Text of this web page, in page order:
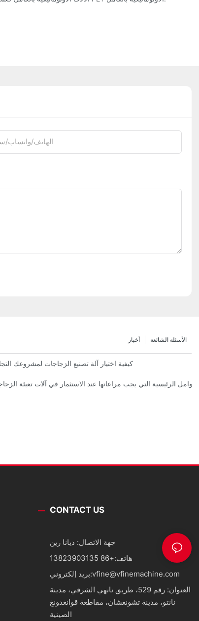
الهاتف/واتساب/
الأسئلة الشائعة أخبار
كيفية اختيار آلة تصنيع الزجاجات لمشروعك
الرئيسية التي يجب مراعاتها عند الاستثمار في آلات تعبئة
CONTACT US
جهة الاتصال: ديانا رين
هاتف:+86 13823903135
بريد إلكتروني:vfine@vfinemachine.com
العنوان: رقم 529، طريق نانهي الشرقي، مدينة
نانتو، مدينة تشونغشان، مقاطعة قوانغدونغ
الصينية